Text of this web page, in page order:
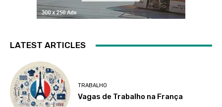
LATEST ARTICLES
TRABALHO
Vagas de Trabalho na França